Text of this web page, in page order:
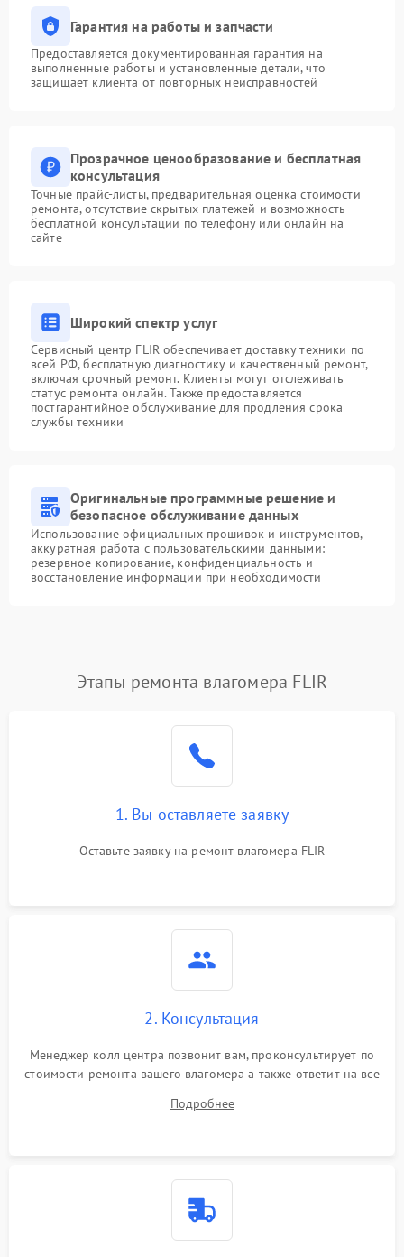
Гарантия на работы и запчасти
Предоставляется документированная гарантия на
выполненные работы и установленные детали, что
защищает клиента от повторных неисправностей
Прозрачное ценообразование и бесплатная
консультация
Точные прайс-листы, предварительная оценка стоимости
ремонта, отсутствие скрытых платежей и возможность
бесплатной консультации по телефону или онлайн на
сайте
Широкий спектр услуг
Сервисный центр FLIR обеспечивает доставку техники по
всей РФ, бесплатную диагностику и качественный ремонт,
включая срочный ремонт. Клиенты могут отслеживать
статус ремонта онлайн. Также предоставляется
постгарантийное обслуживание для продления срока
службы техники
Оригинальные программные решение и
безопасное обслуживание данных
Использование официальных прошивок и инструментов,
аккуратная работа с пользовательскими данными:
резервное копирование, конфиденциальность и
восстановление информации при необходимости
Этапы ремонта влагомера FLIR
1. Вы оставляете заявку
Оставьте заявку на ремонт влагомера FLIR
2. Консультация
Менеджер колл центра позвонит вам, проконсультирует по
стоимости ремонта вашего влагомера а также ответит на все
Подробнее